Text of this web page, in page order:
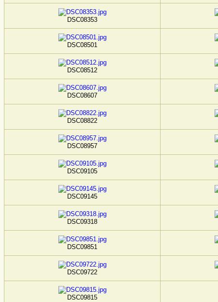
DSC08353
DSC08501
DSC08512
DSC08607
DSC08822
DSC08957
DSC09105
DSC09145
DSC09318
DSC09851
DSC09722
DSC09815